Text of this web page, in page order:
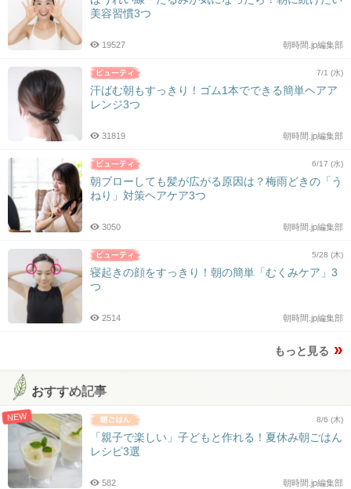
美容習慣3つ
朝時間.jp編集部
19527
7/1 (水)
汗ばむ朝もすっきり！ゴム1本でできる簡単ヘアア
レンジ3つ
朝時間.jp編集部
31819
6/17 (水)
朝ブローしても髪が広がる原因は？梅雨どきの「う
ねり」対策ヘアケア3つ
朝時間.jp編集部
3050
5/28 (木)
寝起きの顔をすっきり！朝の簡単「むくみケア」3
つ
朝時間.jp編集部
2514
もっと見る
おすすめ記事
NEW 8/6 (木)
「親子で楽しい」子どもと作れる！夏休み朝ごはん
レシピ3選
朝時間.jp編集部
582